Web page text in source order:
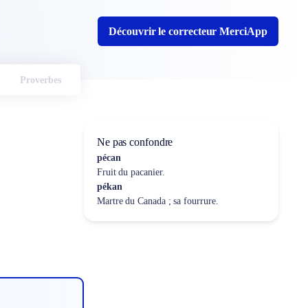
Découvrir le correcteur MerciApp
Proverbes
Ne pas confondre
pécan
Fruit du pacanier.
pékan
Martre du Canada ; sa fourrure.